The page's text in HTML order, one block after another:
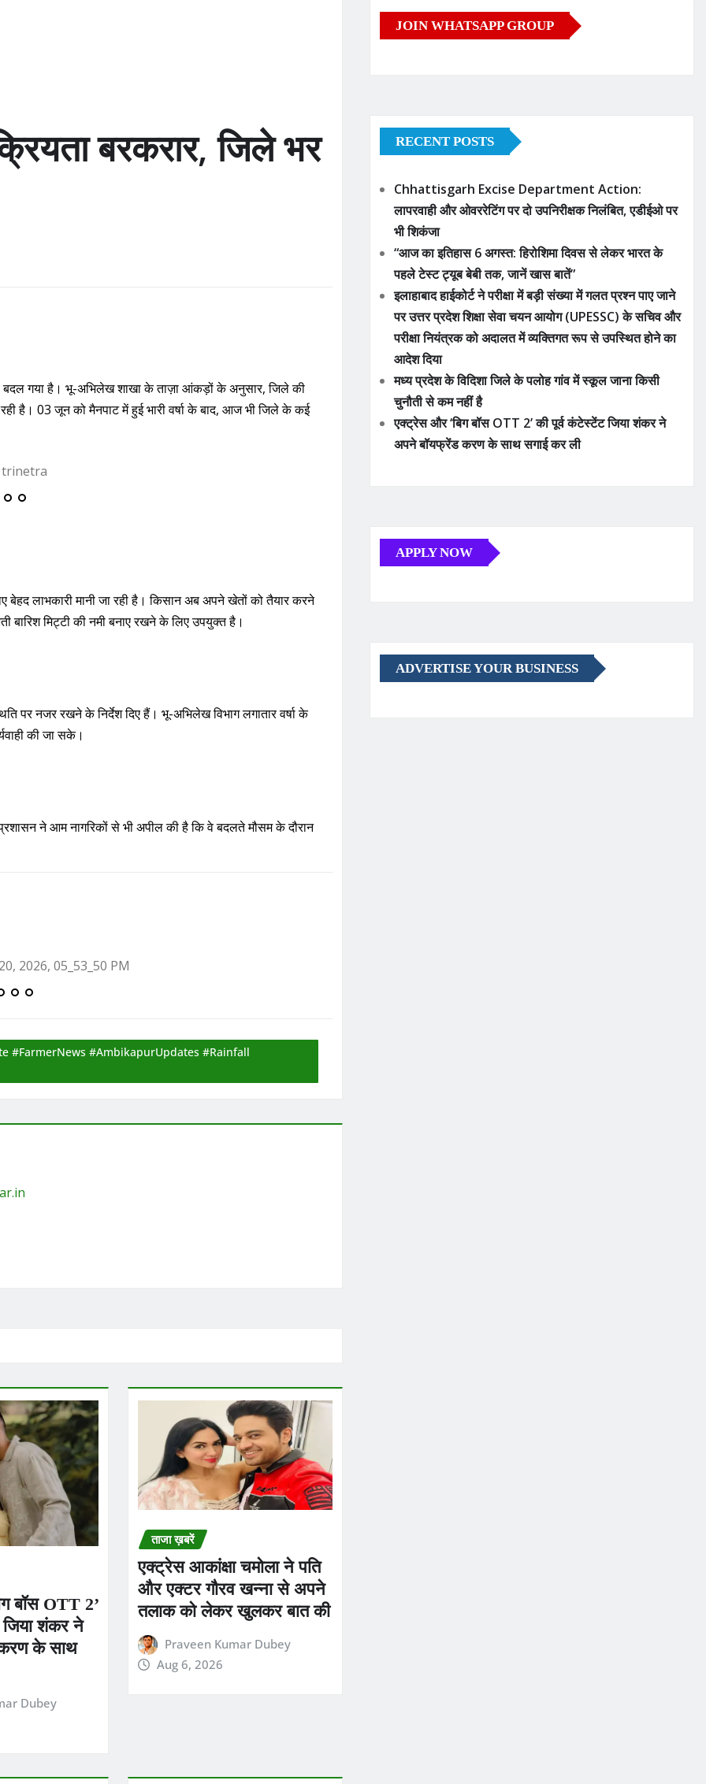
बरकरार, जिले भर
बदल गया है। भू-अभिलेख शाखा के ताज़ा आंकड़ों के अनुसार, जिले की
है। 03 जून को मैनपाट में हुई भारी वर्षा के बाद, आज भी जिले के कई
बेहद लाभकारी मानी जा रही है। किसान अब अपने खेतों को तैयार करने
बारिश मिट्टी की नमी बनाए रखने के लिए उपयुक्त है।
पर नजर रखने के निर्देश दिए हैं। भू-अभिलेख विभाग लगातार वर्षा के
की जा सके।
ने आम नागरिकों से भी अपील की है कि वे बदलते मौसम के दौरान
#FarmerNews #AmbikapurUpdates #Rainfall
बॉस OTT 2’
शंकर ने
के साथ
Dubey
ताजा ख़बरें
एक्ट्रेस आकांक्षा चमोला ने पति
और एक्टर गौरव खन्ना से अपने
तलाक को लेकर खुलकर बात की
Praveen Kumar Dubey
Aug 6, 2026
JOIN WHATSAPP GROUP
RECENT POSTS
Chhattisgarh Excise Department Action:
लापरवाही और ओवररेटिंग पर दो उपनिरीक्षक निलंबित, एडीईओ पर
भी शिकंजा
“आज का इतिहास 6 अगस्त: हिरोशिमा दिवस से लेकर भारत के
पहले टेस्ट ट्यूब बेबी तक, जानें खास बातें”
इलाहाबाद हाईकोर्ट ने परीक्षा में बड़ी संख्या में गलत प्रश्न पाए जाने
पर उत्तर प्रदेश शिक्षा सेवा चयन आयोग (UPESSC) के सचिव और
परीक्षा नियंत्रक को अदालत में व्यक्तिगत रूप से उपस्थित होने का
आदेश दिया
मध्य प्रदेश के विदिशा जिले के पलोह गांव में स्कूल जाना किसी
चुनौती से कम नहीं है
एक्ट्रेस और ‘बिग बॉस OTT 2’ की पूर्व कंटेस्टेंट जिया शंकर ने
अपने बॉयफ्रेंड करण के साथ सगाई कर ली
APPLY NOW
ADVERTISE YOUR BUSINESS